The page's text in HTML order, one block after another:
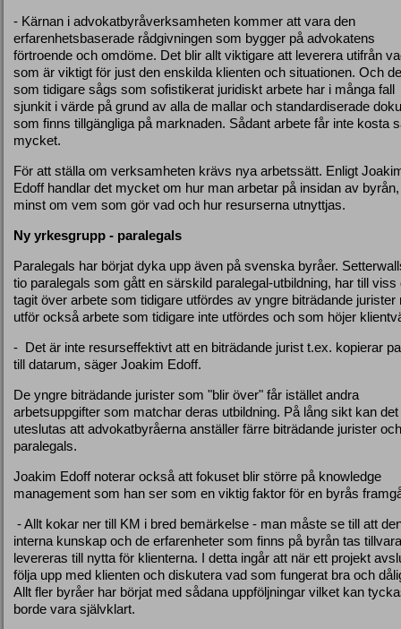
- Kärnan i advokatbyråverksamheten kommer att vara den
erfarenhetsbaserade rådgivningen som bygger på advokatens
förtroende och omdöme. Det blir allt viktigare att leverera utifrån
som är viktigt för just den enskilda klienten och situationen. Och
som tidigare sågs som sofistikerat juridiskt arbete har i många fall
sjunkit i värde på grund av alla de mallar och standardiserade
som finns tillgängliga på marknaden. Sådant arbete får inte kosta
mycket.
För att ställa om verksamheten krävs nya arbetssätt. Enligt
Edoff handlar det mycket om hur man arbetar på insidan av
minst om vem som gör vad och hur resurserna utnyttjas.
Ny yrkesgrupp - paralegals
Paralegals har börjat dyka upp även på svenska byråer.
tio paralegals som gått en särskild paralegal-utbildning, har till viss
tagit över arbete som tidigare utfördes av yngre biträdande jurister
utför också arbete som tidigare inte utfördes och som höjer
- Det är inte resurseffektivt att en biträdande jurist t.ex. kopierar
till datarum, säger Joakim Edoff.
De yngre biträdande jurister som "blir över" får istället andra
arbetsuppgifter som matchar deras utbildning. På lång sikt kan det
uteslutas att advokatbyråerna anställer färre biträdande jurister
paralegals.
Joakim Edoff noterar också att fokuset blir större på knowledge
management som han ser som en viktig faktor för en byrås
- Allt kokar ner till KM i bred bemärkelse - man måste se till att
interna kunskap och de erfarenheter som finns på byrån tas
levereras till nytta för klienterna. I detta ingår att när ett projekt
följa upp med klienten och diskutera vad som fungerat bra och
Allt fler byråer har börjat med sådana uppföljningar vilket kan
borde vara självklart.